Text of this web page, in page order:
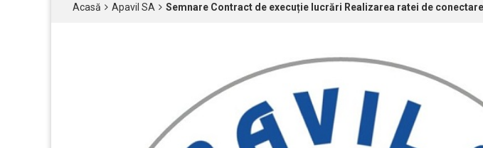
Acasă Apavil SA Semnare Contract de execuție lucrări Realizarea ratei de